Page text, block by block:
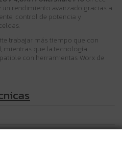
rendimiento avanzado gracias a
control de potencia y
trabajar más tiempo que con
mientras que la tecnología
con herramientas Worx de